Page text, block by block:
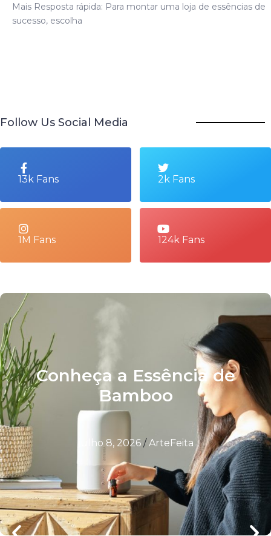
Mais Resposta rápida: Para montar uma loja de essências de
sucesso, escolha
Follow Us Social Media
13k Fans 2k Fans
1M Fans 124k Fans
Conheça a Essência de
Bamboo
julho 8, 2026 / ArteFeita